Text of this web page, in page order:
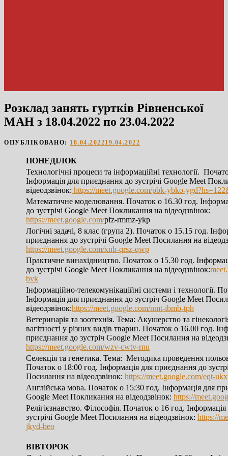
Розклад занять гуртків Рівненської
МАН з 18.04.2022 по 23.04.2022
ОПУБЛІКОВАНО: 18.04.202219.04.2022
ПОНЕДІЛОК
Технологічні процеси та інформаційні технології.
Інформація для приєднання до зустрічі Google Meet
відеодзвінок: https://meet.google.com/pbk-ybko-
Математичне моделювання. Початок о 16.30 год.
до зустрічі Google Meet Покликання на відеодзвінок:
https://meet.google.com/pfz-rmmz-ykp
Логічні задачі, 8 клас (група 2). Початок о 15.15 год.
приєднання до зустрічі Google Meet Посилання на
https://meet.google.com/xnb-qrsz-qwp
Практичне винахідництво. Початок о 15.30 год.
до зустрічі Google Meet Покликання на відеодзвінок:
bvk
Інформаційно-телекомунікаційні системи і технології.
Інформація для приєднання до зустріч Google Meet
відеодзвінок:https://meet.google.com/nmt-ibmb-tph
Ветеринарія та зоотехнія. Тема: Акушерство та
вагітності у різних видів тварин. Початок о 16.00 год.
приєднання до зустріч Google Meet Посилання на
https://meet.google.com/wzv-cwtv-rnu
Селекція та генетика. Тема: Методика проведення
Початок о 18:00 год. Інформація для приєднання до
Посилання на відеодзвінок: https://meet.google.com/eqt-
Англійська мова. Початок о 15:30 год. Інформація для
Google Meet Покликання на відеодзвінок: https://
Релігієзнавство. Філософія. Початок о 16 год.
зустрічі Google Meet Посилання на відеодзвінок: https://
jkyd-beo
ВІВТОРОК